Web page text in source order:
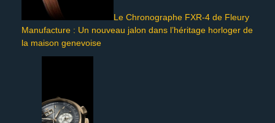
Le Chronographe FXR-4 de Fleury
Manufacture : Un nouveau jalon dans l’héritage horloger de
la maison genevoise